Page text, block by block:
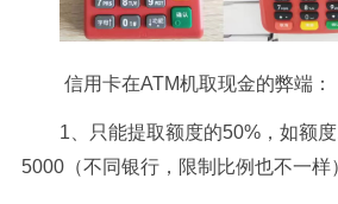
信用卡在ATM机取现金的弊端：
1、只能提取额度的50%，如额
5000（不同银行，限制比例也不一样